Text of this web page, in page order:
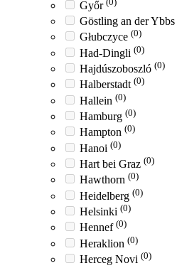
Győr
Göstling an der Ybbs
Głubczyce (0)
Had-Dingli (0)
Hajdúszoboszló (0)
Halberstadt (0)
Hallein (0)
Hamburg (0)
Hampton (0)
Hanoi (0)
Hart bei Graz (0)
Hawthorn (0)
Heidelberg (0)
Helsinki (0)
Hennef (0)
Heraklion (0)
Herceg Novi (0)